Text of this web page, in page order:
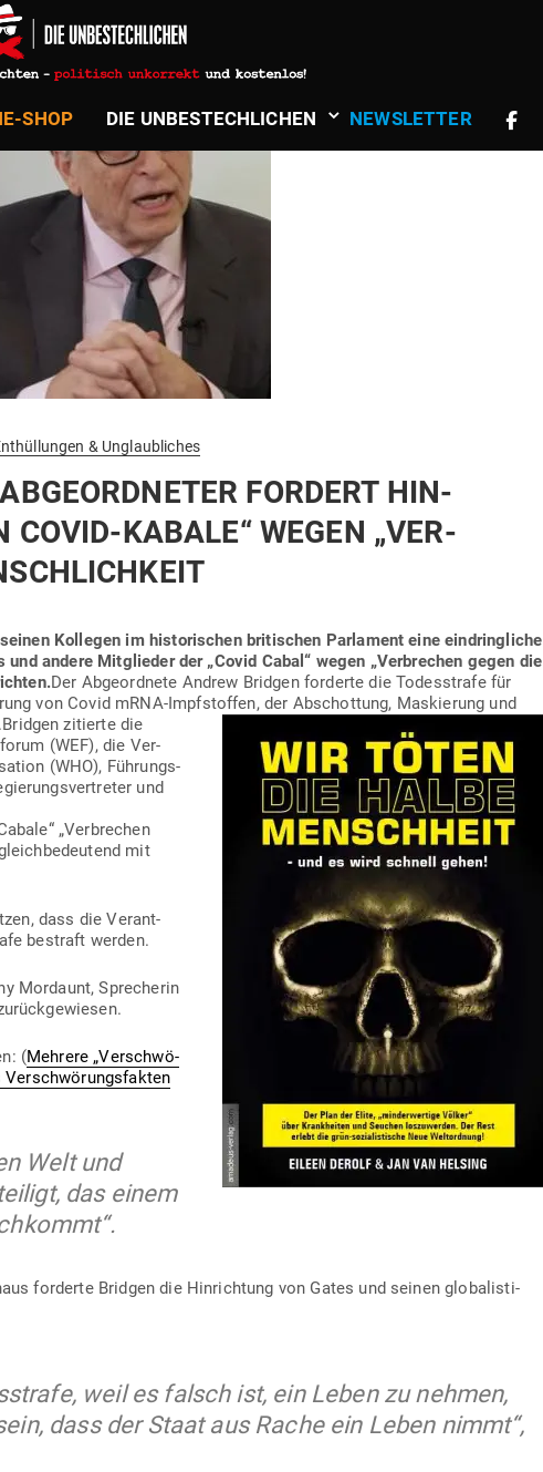
SHOP DIE UNBE­STECH­LICHEN NEWS­LETTER
& Unglaubliches
FORDERT HIN­
COVID-KABALE“ WEGEN „VER­
Kol­legen im his­to­ri­schen bri­ti­schen Par­lament eine ein­dring­liche
andere Mit­glieder der „Covid Cabal“ wegen „Ver­brechen gegen die
Der Abge­ordnete Andrew Bridgen for­derte die Todes­strafe für
von Covid mRNA-Impf­stoffen, der Abschottung, Mas­kierung und
Bridgen zitierte die
(WEF), die Ver­
(WHO), Füh­rungs­
und
„Ver­brechen
mit
dass die Ver­ant­
bestraft werden.
Mordaunt, Spre­cherin
(Mehrere „Ver­schwö­
Ver­schwö­rungs­fakten
Welt und
das einem
for­derte Bridgen die Hin­richtung von Gates und seinen glo­ba­lis­ti­
weil es falsch ist, ein Leben zu nehmen,
dass der Staat aus Rache ein Leben nimmt“,